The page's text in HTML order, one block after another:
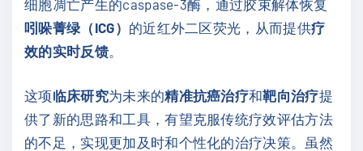
细胞凋亡产生的caspase-3酶，通过胶束解体恢复
吲哚菁绿（ICG） 的近红外二区荧光，从而提供疗
效的实时反馈。
这项临床研究为未来的精准抗癌治疗和靶向治疗提
供了新的思路和工具，有望克服传统疗效评估方法
的不足，实现更加及时和个性化的治疗决策。虽然